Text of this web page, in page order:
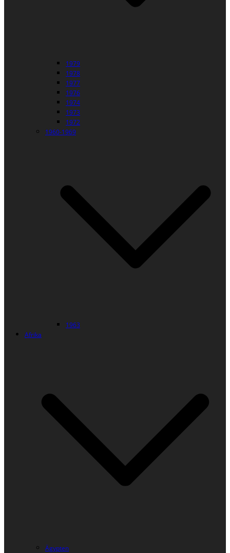
1979
1978
1977
1976
1974
1973
1972
1960-1969
1963
Afrika
Ägypten